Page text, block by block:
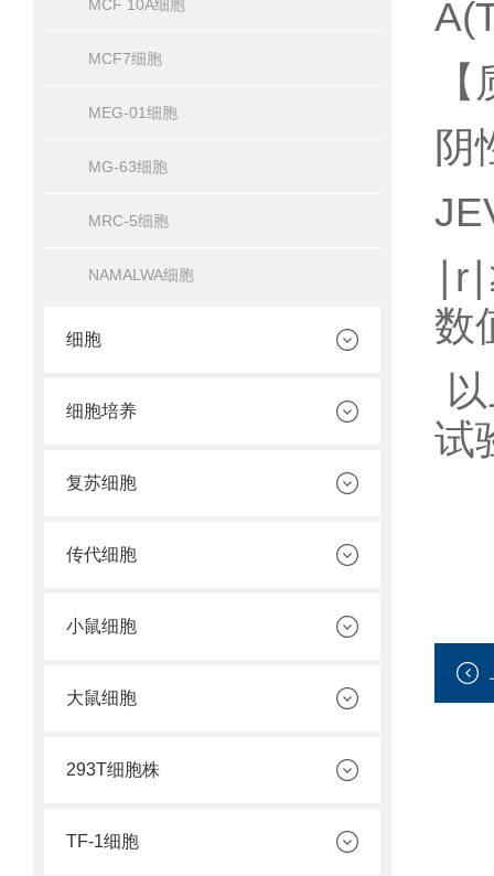
MCF 10A细胞
MCF7细胞
MEG-01细胞
MG-63细胞
MRC-5细胞
NAMALWA细胞
细胞
细胞培养
复苏细胞
传代细胞
小鼠细胞
大鼠细胞
293T细胞株
TF-1细胞
阴
数
试